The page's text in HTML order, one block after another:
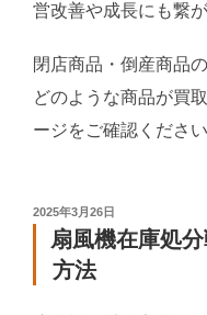
営改善や成長にも繋
閉店商品・倒産商品
どのような商品が買
ージをご確認ください
投
2025年3月26日
扇風機在庫処
方法